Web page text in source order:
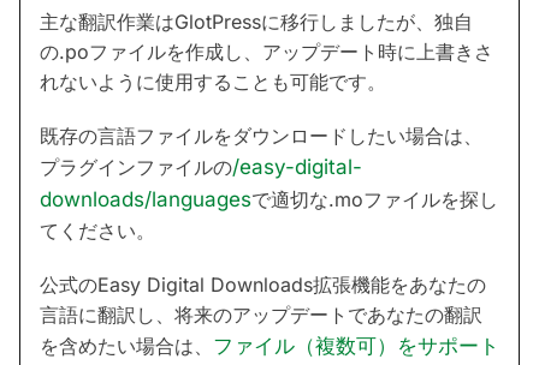
主な翻訳作業はGlotPressに移行しましたが、独自
の.poファイルを作成し、アップデート時に上書きさ
れないように使用することも可能です。
既存の言語ファイルをダウンロードしたい場合は、
プラグインファイルの/easy-digital-
downloads/languagesで適切な.moファイルを探し
てください。
公式のEasy Digital Downloads拡張機能をあなたの
言語に翻訳し、将来のアップデートであなたの翻訳
を含めたい場合は、 ファイル（複数可）をサポート